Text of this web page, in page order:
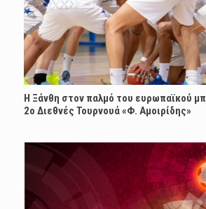
Η Ξάνθη στον παλμό του ευρωπαϊκού
2ο Διεθνές Τουρνουά «Φ. Αμοιρίδης»